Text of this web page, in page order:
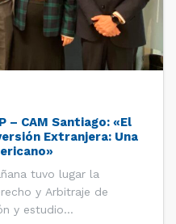
– CAM Santiago: «El
Extranjera: Una
tuvo lugar la
y Arbitraje de
y estudio